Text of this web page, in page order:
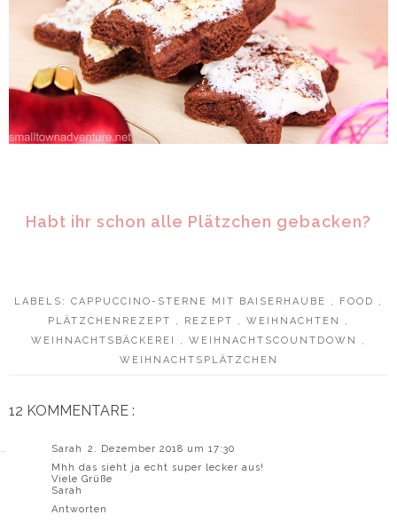
Habt ihr schon alle Plätzchen gebacken?
LABELS: CAPPUCCINO-STERNE MIT BAISERHAUBE FOOD
PLÄTZCHENREZEPT
REZEPT WEIHNACHTEN
WEIHNACHTSBÄCKEREI
WEIHNACHTSCOUNTDOWN
WEIHNACHTSPLÄTZCHEN
12 KOMMENTARE :
Sarah
2. Dezember 2018 um 17:30
Mhh das sieht ja echt super lecker aus!
Viele Grüße
Sarah
Antworten